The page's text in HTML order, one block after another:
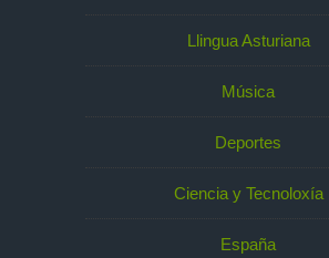
Llingua Asturiana
Música
Deportes
Ciencia y Tecnoloxía
España